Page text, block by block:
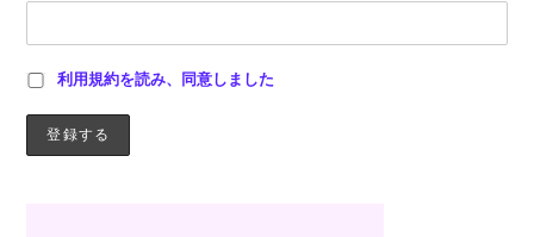
利用規約を読み、同意しました